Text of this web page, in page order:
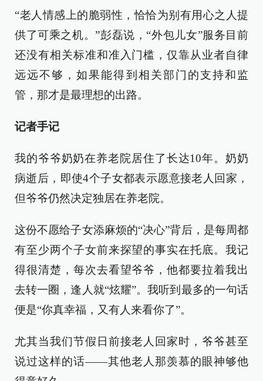
“老人情感上的脆弱性，恰恰为别有用心之人提
供了可乘之机。”彭磊说，“外包儿女”服务目前
还没有相关标准和准入门槛，仅靠从业者自律
远远不够，如果能得到相关部门的支持和监
管，那才是最理想的出路。
记者手记
我的爷爷奶奶在养老院居住了长达10年。奶奶
病逝后，即使4个子女都表示愿意接老人回家，
但爷爷仍然决定独居在养老院。
这份不愿给子女添麻烦的“决心”背后，是每周都
有至少两个子女前来探望的事实在托底。我记
得很清楚，每次去看望爷爷，他都要拉着我出
去转一圈，逢人就“炫耀”。我听到最多的一句话
便是“你真幸福，又有人来看你了”。
尤其当我们节假日前接老人回家时，爷爷甚至
说过这样的话——其他老人那羡慕的眼神够他